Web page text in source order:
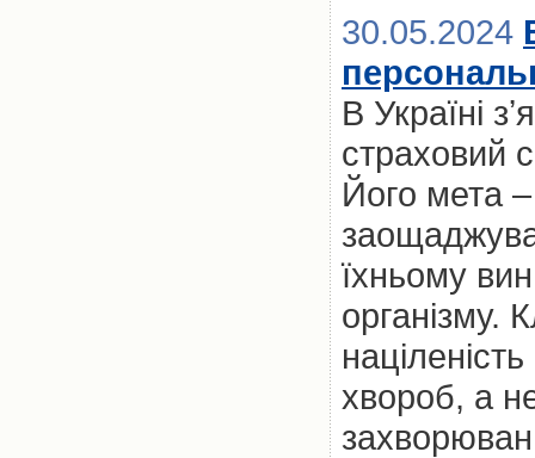
30.05.2024
В Україні
страховий
Його мета
їхньому
організму.
хвороб, а